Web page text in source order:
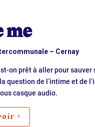
– Cernay
on prêt à aller pour sauver
question de l’intime et de
casque audio.
+